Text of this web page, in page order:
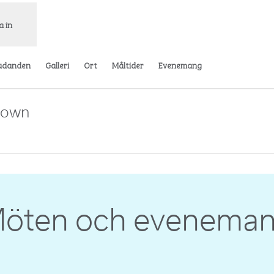
in
Galleri Ort Måltider Evenemang
och